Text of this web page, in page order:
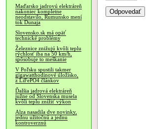
Maďarsko jadrovú elektráreň
nakoniec kompletne
neodstavilo, Rumunsko mení
tok Dunaja
Slovensko.sk má opäť
technické problémy
Železnice znižujú kvôli teplu
rýchlosť iba na 50 km/h,
spôsobuje to meškanie
V Poľsku spustili takmer
gigawatthodinové úložisko,
z LiFePO4 článkov
Ďalšia jadrová elektráreň
južne od Slovenska musela
kvôli teplu znížiť výkon
Alza nasadila dve novinky,
jednu užitočnú a jednu
kontroverznú